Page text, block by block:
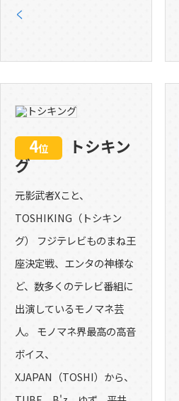
く
4位
トシキン
グ
元影武者Xこと、
TOSHIKING（トシキン
グ） フジテレビものまね王
座決定戦、エンタの神様な
ど、数多くのテレビ番組に
出演しているモノマネ芸
人。 モノマネ界最高の高音
ボイス、
XJAPAN（TOSHI）から、